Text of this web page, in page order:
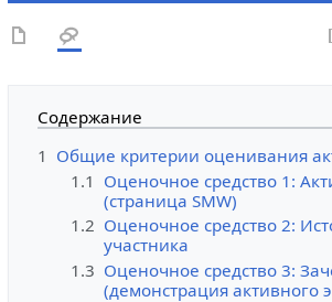
Содержание
1 Общие критерии оценивания
1.1 Оценочное средство 1:
(страница SMW)
1.2 Оценочное средство 2:
участника
1.3 Оценочное средство 3:
(демонстрация активного